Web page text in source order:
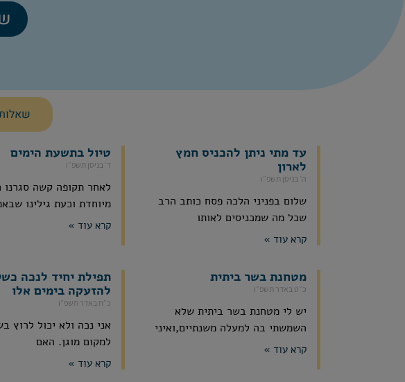
עד מתי ניתן להכניס חמץ
לארון
ה׳ בניסן תשפ״ו
שלום בפניני הלכה פסח כותב הרב
שכל מה שמכניסים לאותו
קרא עוד »
טיול בתשעת הימים
ד׳ בניסן תשפ״ו
לאחר תקופה קשה סגרנו
מיוחדת וכעת גילינו
קרא עוד »
מטחנת בשר ביתית
כ״ט באדר תשפ״ו
יש לי מטחנת בשר ביתית שלא
השמשתי בה למעלה משנתיים,ואיני
קרא עוד »
תפילת יחיד לנכה
להזעקה בימים אלו
כ״ח באדר תשפ״ו
אני נכה ולא יכול לרוץ
למקום מוגן. האם
קרא עוד »